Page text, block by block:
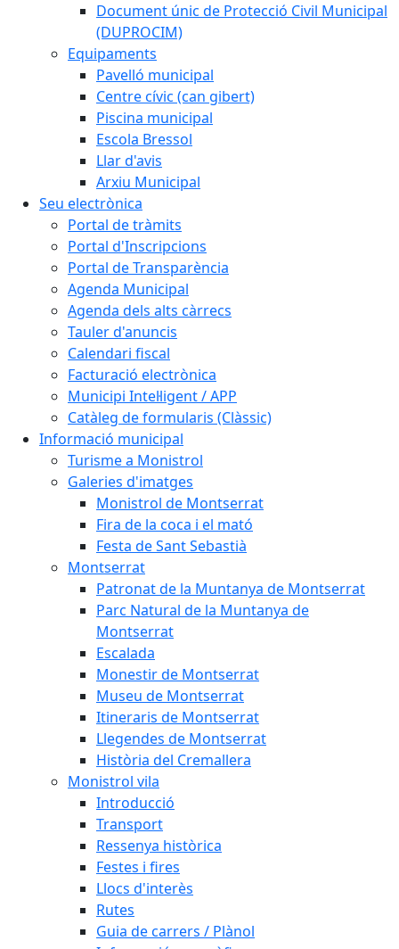
Document únic de Protecció Civil Municipal
(DUPROCIM)
Equipaments
Pavelló municipal
Centre cívic (can gibert)
Piscina municipal
Escola Bressol
Llar d'avis
Arxiu Municipal
Seu electrònica
Portal de tràmits
Portal d'Inscripcions
Portal de Transparència
Agenda Municipal
Agenda dels alts càrrecs
Tauler d'anuncis
Calendari fiscal
Facturació electrònica
Municipi Intel·ligent / APP
Catàleg de formularis (Clàssic)
Informació municipal
Turisme a Monistrol
Galeries d'imatges
Monistrol de Montserrat
Fira de la coca i el mató
Festa de Sant Sebastià
Montserrat
Patronat de la Muntanya de Montserrat
Parc Natural de la Muntanya de
Montserrat
Escalada
Monestir de Montserrat
Museu de Montserrat
Itineraris de Montserrat
Llegendes de Montserrat
Història del Cremallera
Monistrol vila
Introducció
Transport
Ressenya històrica
Festes i fires
Llocs d'interès
Rutes
Guia de carrers / Plànol